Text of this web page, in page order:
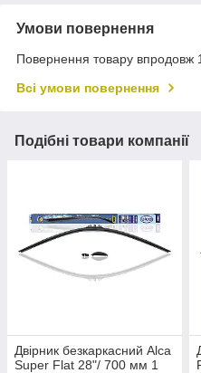
Умови повернення
Повернення товару впродовж
Всі умови повернення
Подібні товари компанії
Двірник безкаркасний Alca
Super Flat 28"/ 700 мм 1